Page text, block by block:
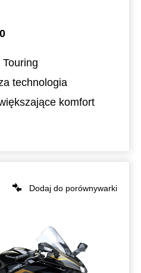
Touring
technologia
komfort
Dodaj do porównywarki